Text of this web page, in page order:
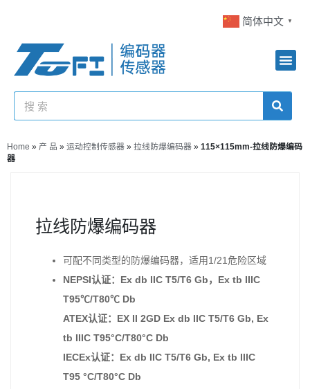
简体中文 ▼
Home » 产 品 » 运动控制传感器 » 拉线防爆编码器 » 115×115mm-拉线防爆编码
器
拉线防爆编码器
可配不同类型的防爆编码器，适用1/21危险区域
NEPSI认证：Ex db IIC T5/T6 Gb，Ex tb IIIC
T95℃/T80℃ Db
ATEX认证：EX II 2GD Ex db IIC T5/T6 Gb, Ex
tb IIIC T95°C/T80°C Db
IECEx认证：Ex db IIC T5/T6 Gb, Ex tb IIIC
T95 °C/T80°C Db